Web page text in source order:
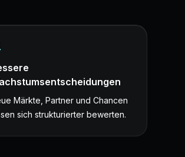
Märkte, Partner und Chancen
sich strukturierter bewerten.